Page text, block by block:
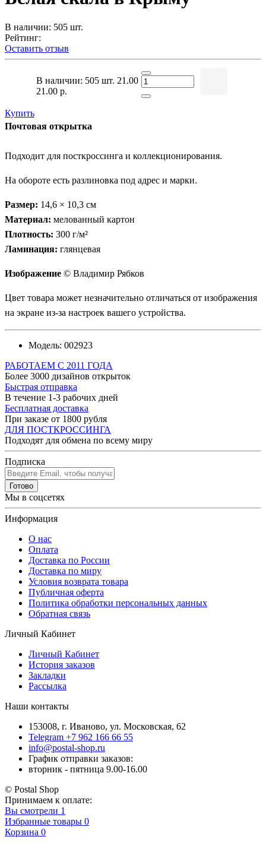
В наличии: 505 шт.
Рейтинг:
Оставить отзыв
В наличии: 505 шт. 21.00
21.00 р.
Купить
Почтовая открытка
Подходит для посткроссинга и коллекционирования.
На обороте есть разлиновка под адрес и марки.
Размер: 14,6 × 10,3 см
Материал: мелованный картон
Плотность: 300 г/м²
Ламинация: глянцевая
Изображение © Владимир Рябков
Цвет товара может незначительно отличаться от изображения
на экране из-за настроек вашего устройства.
Модель: 002923
РАБОТАЕМ С 2011 ГОДА
Более 3000 дизайнов открыток
Быстрая отправка
В течение 1-3 рабочих дней
Бесплатная доставка
При заказе от 1800 рубля
ДЛЯ ПОСТКРОССИНГА
Подходят для обмена по всему миру
Подписка
Готово
Мы в соцсетях
Информация
О нас
Оплата
Доставка по России
Доставка по миру
Условия возврата товара
Публичная оферта
Политика обработки персональных данных
Обратная связь
Личный Кабинет
Личный Кабинет
История заказов
Закладки
Рассылка
Наши контакты
153008, г. Иваново, ул. Московская, 62
Telegram +7 962 166 66 55
info@postal-shop.ru
График отправки заказов:
вторник - пятница 9.00-16.00
© Postal Shop
Принимаем к оплате:
Вы смотрели 1
Избранные товары 0
Корзина 0